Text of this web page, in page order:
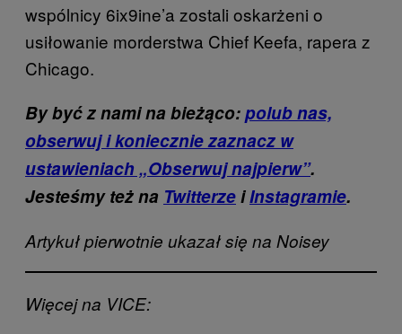
wspólnicy 6ix9ine’a zostali oskarżeni o
usiłowanie morderstwa Chief Keefa, rapera z
Chicago.
By być z nami na bieżąco:polub nas,
obserwuj i koniecznie zaznacz w
ustawieniach „Obserwuj najpierw”.
Jesteśmy też na TwitterzeiInstagramie.
Artykuł pierwotnie ukazał się na Noisey
Więcej na VICE: